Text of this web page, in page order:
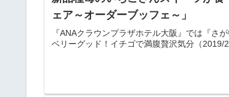
ェア～オーダーブッフェ～」
『ANAクラウンプラザホテル大阪』では『さ
ベリーグッド！イチゴで満腹贅沢気分（2019/